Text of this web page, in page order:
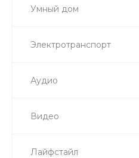
Умный дом
Электротранспорт
Аудио
Видео
Лайфстайл